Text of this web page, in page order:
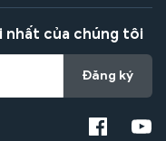
nhất của chúng tôi
Đăng ký